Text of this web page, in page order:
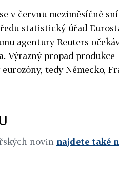
v červnu meziměsíčně
statistický úřad
agentury Reuters
Výrazný propad produkce
tedy Německo,
novin najdete také